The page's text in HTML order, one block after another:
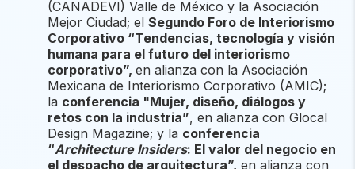
(CANADEVI) Valle de México y la Asociación
Mejor Ciudad; el Segundo Foro de Interiorismo
Corporativo “Tendencias, tecnología y visión
humana para el futuro del interiorismo
corporativo”, en alianza con la Asociación
Mexicana de Interiorismo Corporativo (AMIC);
la conferencia "Mujer, diseño, diálogos y
retos con la industria”, en alianza con Glocal
Design Magazine; y la conferencia
“Architecture Insiders: El valor del negocio en
el despacho de arquitectura”, en alianza con